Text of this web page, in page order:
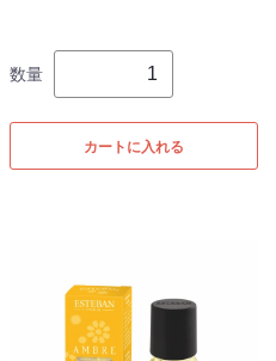
数量
カートに入れる